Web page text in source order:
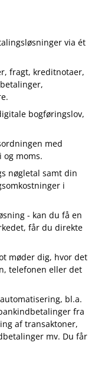
via ét
fragt, kreditnotaer,
bogføringslov,
med
og moms.
nøgletal samt din
i
- kan du få en
får du direkte
møder dig, hvor det
telefonen eller det
bl.a.
fra
af transaktoner,
mv. Du får